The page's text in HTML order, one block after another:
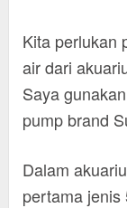
Kita perlukan
air dari
Saya
pump brand
Dalam
pertama jenis